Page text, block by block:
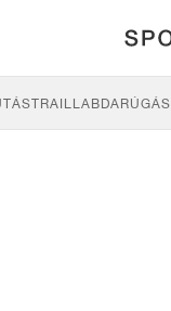
TRAILLABDARÚGÁS